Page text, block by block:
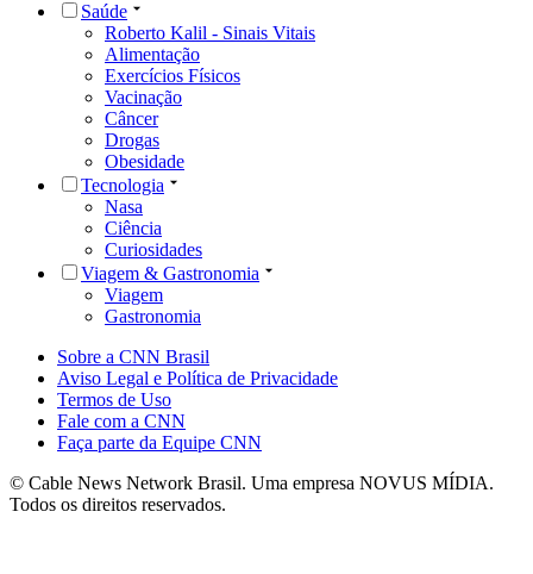
Saúde
Roberto Kalil - Sinais Vitais
Alimentação
Exercícios Físicos
Vacinação
Câncer
Drogas
Obesidade
Tecnologia
Nasa
Ciência
Curiosidades
Viagem & Gastronomia
Viagem
Gastronomia
Sobre a CNN Brasil
Aviso Legal e Política de Privacidade
Termos de Uso
Fale com a CNN
Faça parte da Equipe CNN
© Cable News Network Brasil. Uma empresa NOVUS MÍDIA.
Todos os direitos reservados.